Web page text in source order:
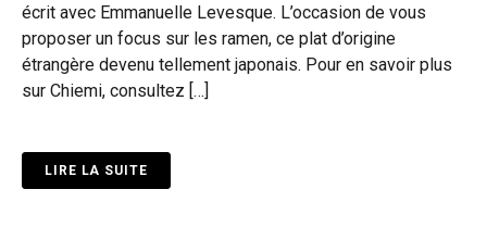
écrit avec Emmanuelle Levesque. L’occasion de vous
proposer un focus sur les ramen, ce plat d’origine
étrangère devenu tellement japonais. Pour en savoir plus
sur Chiemi, consultez […]
LIRE LA SUITE